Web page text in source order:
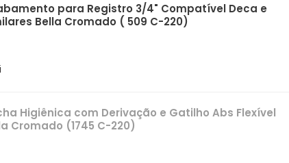
para Registro 3/4" Compatível Deca e
Bella Cromado ( 509 C-220)
Higiênica com Derivação e Gatilho Abs Flexível
Cromado (1745 C-220)